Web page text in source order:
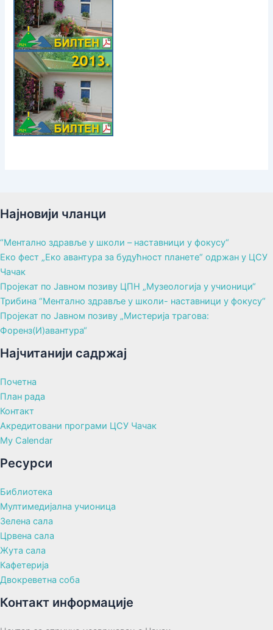
Најновији чланци
“Ментално здравље у школи – наставници у фокусу“
Еко фест „Еко авантура за будућност планете“ одржан у ЦСУ
Чачак
Пројекат по Јавном позиву ЦПН „Музеологија у учионици“
Трибина “Ментално здравље у школи- наставници у фокусу“
Пројекат по Јавном позиву „Мистерија трагова:
Форенз(И)авантура“
Најчитанији садржај
Почетна
План рада
Контакт
Акредитовани програми ЦСУ Чачак
My Calendar
Ресурси
Библиотека
Мултимедијална учионица
Зелена сала
Црвена сала
Жута сала
Кафетерија
Двокреветна соба
Контакт информације